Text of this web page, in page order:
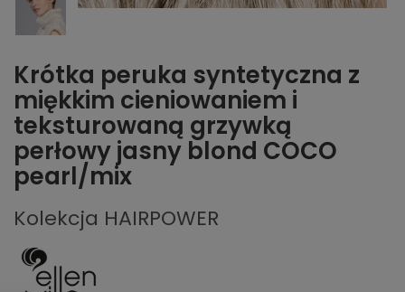
Krótka peruka syntetyczna z
miękkim cieniowaniem i
teksturowaną grzywką
perłowy jasny blond COCO
pearl/mix
Kolekcja HAIRPOWER